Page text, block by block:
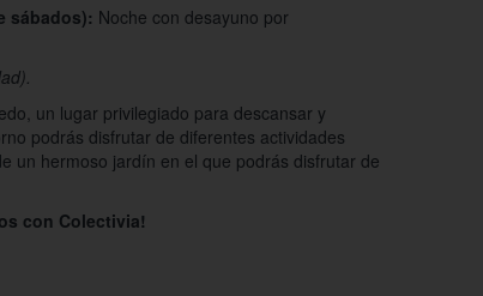
sábados): Noche con desayuno por
un lugar privilegiado para descansar y
podrás disfrutar de diferentes actividades
un hermoso jardín en el que podrás disfrutar de
con Colectivia!